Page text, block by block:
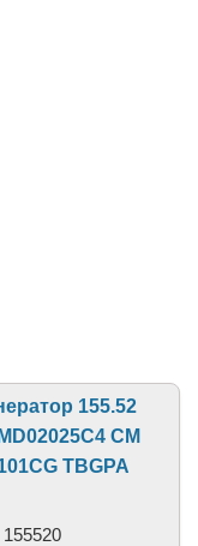
155.52
CM
TBGPA
155520